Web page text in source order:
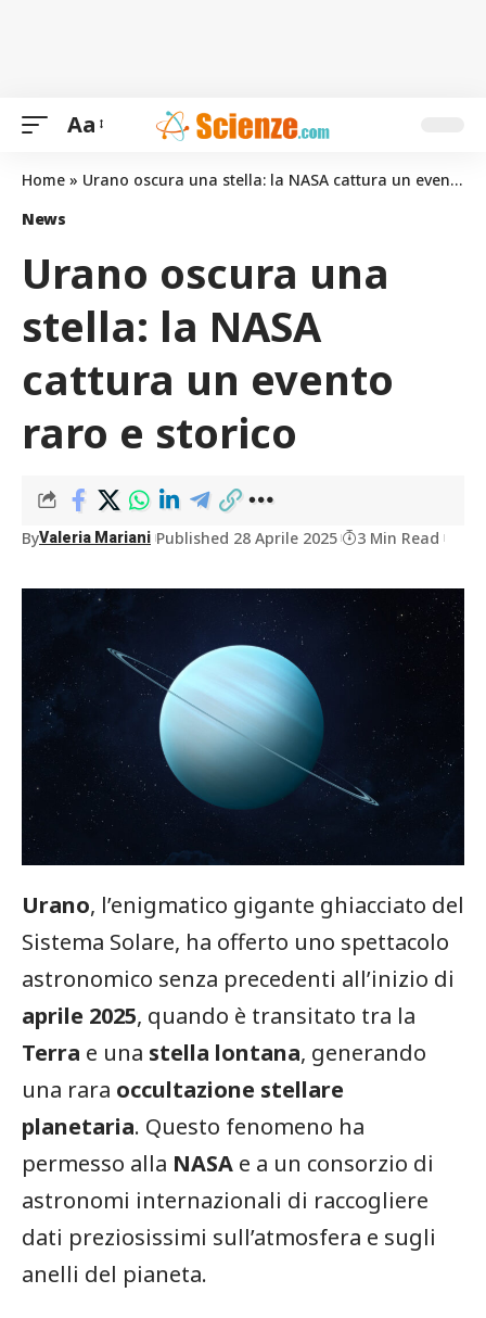
Aa
Home » Urano oscura una stella: la NASA cattura un evento raro e storico
News
Urano oscura una
stella: la NASA
cattura un evento
raro e storico
ByValeria Mariani Published 28 Aprile 2025 3 Min Read
Urano, l’enigmatico gigante ghiacciato del
Sistema Solare, ha offerto uno spettacolo
astronomico senza precedenti all’inizio di
aprile 2025, quando è transitato tra la
Terra e una stella lontana, generando
una rara occultazione stellare
planetaria. Questo fenomeno ha
permesso alla NASA e a un consorzio di
astronomi internazionali di raccogliere
dati preziosissimi sull’atmosfera e sugli
anelli del pianeta.